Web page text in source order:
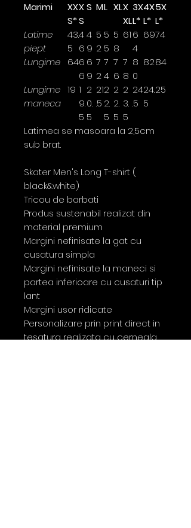
Marimi
XX
S*
X
S
S ML XLX
XL
3X
L*
4X
L*
5X
L*
Latime
piept
43.
5
4
6
4
9
5
2
5
5
5
8
616
4
6974
Lungime 646
6
6
9
7
2
7
4
7
6
7
8
8
0
8284
Lungime
maneca
19 1
9.
5
2
0.
5
21
.5
2
2.
5
2
2.
5
2
3.
5
24
.5
24.
5
25
Latimea se masoara la 2,5cm
sub brat.
Skater Men's Long T-shirt (
black&white)
Tricou de barbati
Produs sustenabil realizat din
material premium
Margini nefinisate la gat cu
cusatura simpla
Margini nefinisate la maneci si
partea inferioare cu cusaturi tip
lant
Margini usor ridicate
Personalizare prin print direct in
tesatura realizata cu cerneala